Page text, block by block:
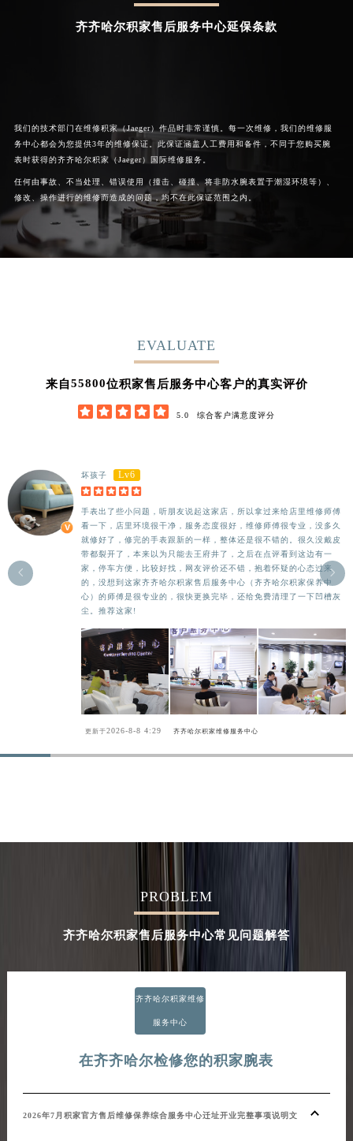
齐齐哈尔积家售后服务中心延保条款
我们的技术部门在维修积家（Jaeger）作品时非常谨慎。每一次维修，我们的维修服
务中心都会为您提供3年的维修保证。此保证涵盖人工费用和备件，不同于您购买腕
表时获得的齐齐哈尔积家（Jaeger）国际维修服务。
任何由事故、不当处理、错误使用（撞击、碰撞、将非防水腕表置于潮湿环境等）、
修改、操作进行的维修而造成的问题，均不在此保证范围之内。
EVALUATE
来自62852位积家售后服务中心客户的真实评价
     5.0 综合客户满意度评分
坏孩子 Lv6
    
手表出了些小问题，听朋友说起这家店，所以拿过来给店里维修师傅
看一下，店里环境很干净，服务态度很好，维修师傅很专业，没多久
就修好了，修完的手表跟新的一样，整体还是很不错的。很久没戴皮
带都裂开了，本来以为只能去王府井了，之后在点评看到这边有一
家，停车方便，比较好找，网友评价还不错，抱着怀疑的心态过来
的，没想到这家齐齐哈尔积家售后服务中心（齐齐哈尔积家保养中
心）的师傅是很专业的，很快更换完毕，还给免费清理了一下凹槽灰
尘。推荐这家!
更新于2026-8-8 4:29 齐齐哈尔积家维修服务中心


PROBLEM
齐齐哈尔积家售后服务中心常见问题解答
齐齐哈尔积家维修
服务中心
在齐齐哈尔检修您的积家腕表
2026年7月积家官方售后维修保养综合服务中心迁址开业完整事项说明文